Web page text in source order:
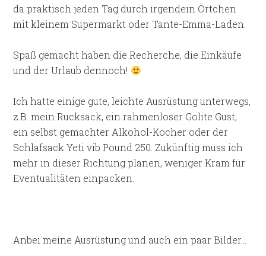
da praktisch jeden Tag durch irgendein Örtchen
mit kleinem Supermarkt oder Tante-Emma-Laden.
Spaß gemacht haben die Recherche, die Einkäufe
und der Urlaub dennoch!
Ich hatte einige gute, leichte Ausrüstung unterwegs,
z.B. mein Rucksack, ein rahmenloser Golite Gust,
ein selbst gemachter Alkohol-Kocher oder der
Schlafsack Yeti vib Pound 250. Zukünftig muss ich
mehr in dieser Richtung planen, weniger Kram für
Eventualitäten einpacken.
Anbei meine Ausrüstung und auch ein paar Bilder…